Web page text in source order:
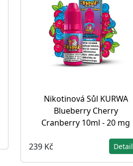
Nikotinová Sůl KURWA
Blueberry Cherry
Cranberry 10ml - 20 mg
239 Kč Detail